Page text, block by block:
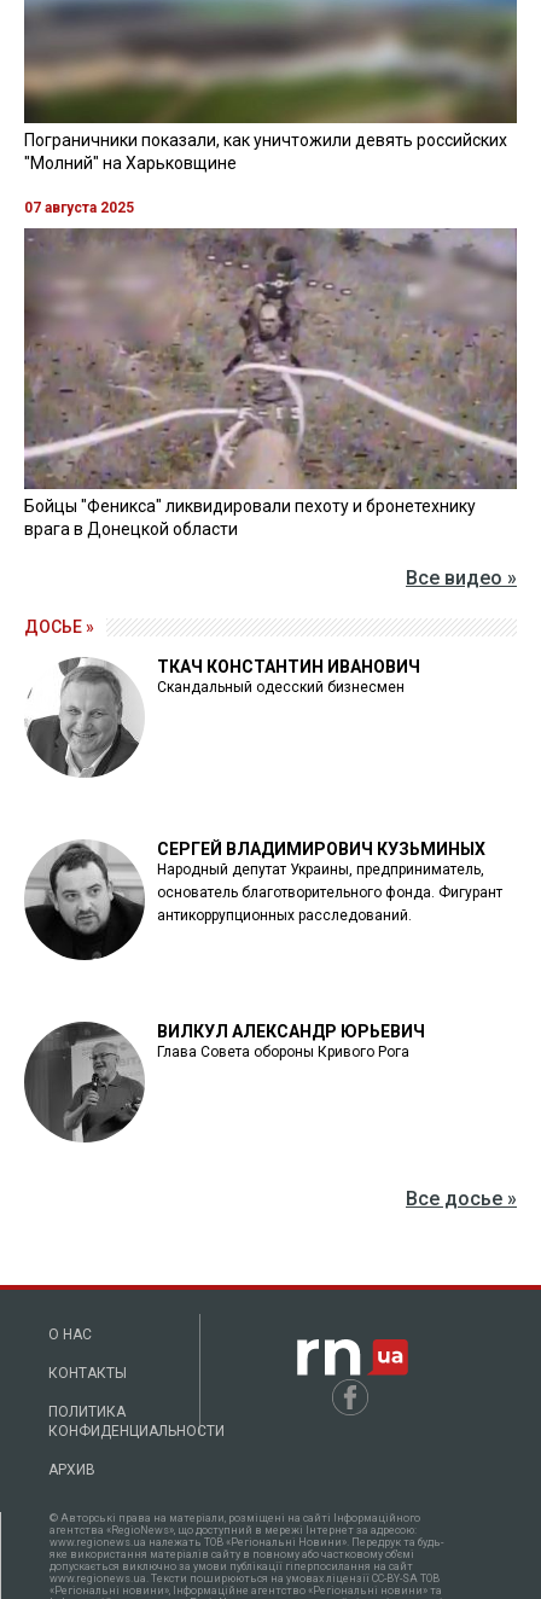
Пограничники показали, как уничтожили девять российских
"Молний" на Харьковщине
07 августа 2025
Бойцы "Феникса" ликвидировали пехоту и бронетехнику
врага в Донецкой области
Все видео »
ДОСЬЕ »
ТКАЧ КОНСТАНТИН ИВАНОВИЧ
Скандальный одесский бизнесмен
СЕРГЕЙ ВЛАДИМИРОВИЧ КУЗЬМИНЫХ
Народный депутат Украины, предприниматель,
основатель благотворительного фонда. Фигурант
антикоррупционных расследований.
ВИЛКУЛ АЛЕКСАНДР ЮРЬЕВИЧ
Глава Совета обороны Кривого Рога
Все досье »
О НАС
КОНТАКТЫ
ПОЛИТИКА
КОНФИДЕНЦИАЛЬНОСТИ
АРХИВ
© Авторські права на матеріали, розміщені на сайті Інформаційного
агентства «RegioNews», що доступний в мережі Інтернет за адресою:
www.regionews.ua належать ТОВ «Регіональні Новини». Передрук та будь-
яке використання матеріалів сайту в повному або частковому об'ємі
допускається виключно за умови публікації гіперпосилання на сайт
www.regionews.ua. Тексти поширюються нa умовах ліцензії CC-BY-SA ТОВ
«Регіональні новини», Інформаційне агентство «Регіональні новини» та